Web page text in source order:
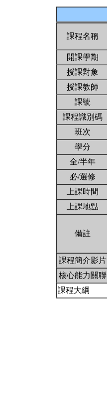
課程名稱
開課學期
授課對象
授課教師
課號
課程識別碼
班次
學分
全/半年
必/選修
上課時間
上課地點
備註
課程簡介影片
核心能力關聯
課程大綱